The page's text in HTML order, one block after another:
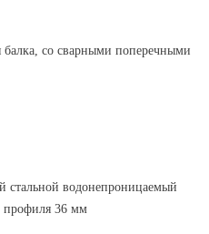
балка, со сварными поперечными
стальной водонепроницаемый
профиля 36 мм